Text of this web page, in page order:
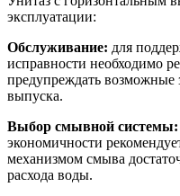
эксплуатации:
Обслуживание: для
исправности необходимо
предупреждать возможные
выпуска.
Выбор смывной системы:
экономичности
механизмом смыва
расхода воды.